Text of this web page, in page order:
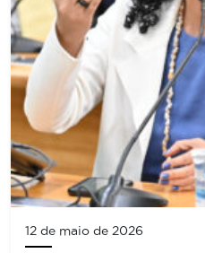
12 de maio de 2026